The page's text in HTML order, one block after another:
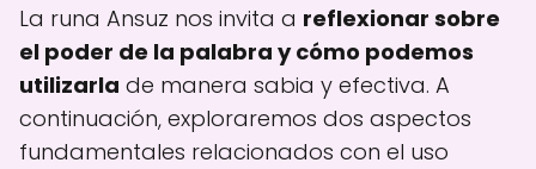
La runa Ansuz nos invita a reflexionar sobre
el poder de la palabra y cómo podemos
utilizarla de manera sabia y efectiva. A
continuación, exploraremos dos aspectos
fundamentales relacionados con el uso